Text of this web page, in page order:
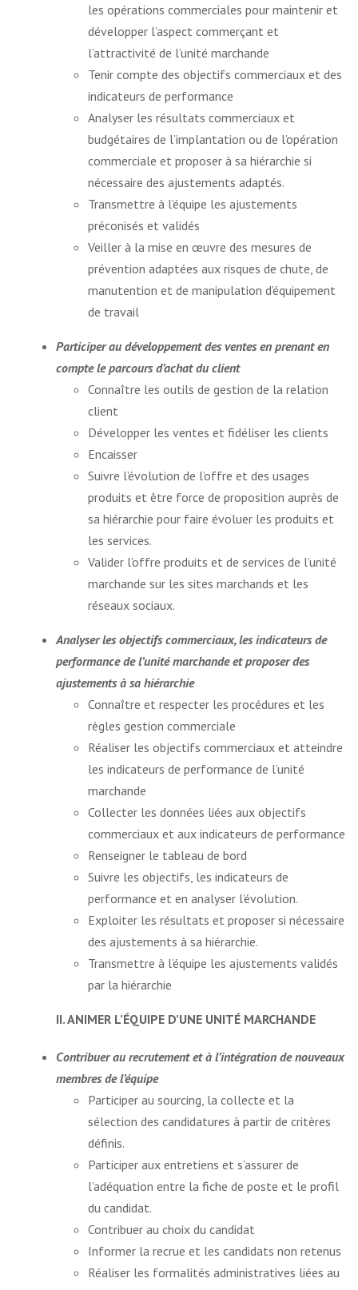
les opérations commerciales pour maintenir et
développer l’aspect commerçant et
l’attractivité de l’unité marchande
Tenir compte des objectifs commerciaux et des
indicateurs de performance
Analyser les résultats commerciaux et
budgétaires de l’implantation ou de l’opération
commerciale et proposer à sa hiérarchie si
nécessaire des ajustements adaptés.
Transmettre à l’équipe les ajustements
préconisés et validés
Veiller à la mise en œuvre des mesures de
prévention adaptées aux risques de chute, de
manutention et de manipulation d’équipement
de travail
Participer au développement des ventes en prenant en
compte le parcours d’achat du client
Connaître les outils de gestion de la relation
client
Développer les ventes et fidéliser les clients
Encaisser
Suivre l’évolution de l’offre et des usages
produits et être force de proposition auprès de
sa hiérarchie pour faire évoluer les produits et
les services.
Valider l’offre produits et de services de l’unité
marchande sur les sites marchands et les
réseaux sociaux.
Analyser les objectifs commerciaux, les indicateurs de
performance de l’unité marchande et proposer des
ajustements à sa hiérarchie
Connaître et respecter les procédures et les
règles gestion commerciale
Réaliser les objectifs commerciaux et atteindre
les indicateurs de performance de l’unité
marchande
Collecter les données liées aux objectifs
commerciaux et aux indicateurs de performance
Renseigner le tableau de bord
Suivre les objectifs, les indicateurs de
performance et en analyser l’évolution.
Exploiter les résultats et proposer si nécessaire
des ajustements à sa hiérarchie.
Transmettre à l’équipe les ajustements validés
par la hiérarchie
II. ANIMER L’ÉQUIPE D’UNE UNITÉ MARCHANDE
Contribuer au recrutement et à l’intégration de nouveaux
membres de l’équipe
Participer au sourcing, la collecte et la
sélection des candidatures à partir de critères
définis.
Participer aux entretiens et s’assurer de
l’adéquation entre la fiche de poste et le profil
du candidat.
Contribuer au choix du candidat
Informer la recrue et les candidats non retenus
Réaliser les formalités administratives liées au